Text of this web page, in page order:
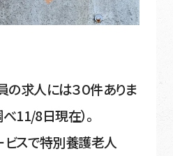
求人には３０件ありま
11/8日現在）。
ビスで特別養護老人